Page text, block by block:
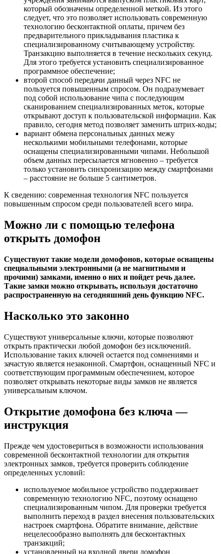
который обозначены определенной меткой. Из этого
следует, что это позволяет использовать современную
технологию бесконтактной оплаты, причем без
предварительного прикладывания пластика к
специализированному считывающему устройству.
Транзакцию выполняется в течение нескольких секунд.
Для этого требуется установить специализированное
программное обеспечение;
второй способ передачи данный через NFC не
пользуется повышенным спросом. Он подразумевает
под собой использование чипа с последующим
сканированием специализированных меток, которые
открывают доступ к пользовательской информации. Как
правило, сегодня метод позволяет заменить штрих-коды;
вариант обмена персональных данных межу
несколькими мобильными телефонами, которые
оснащены специализированными чипами. Небольшой
объем данных пересылается мгновенно – требуется
только установить синхронизацию между смартфонами
– расстояние не больше 5 сантиметров.
К сведению: современная технология NFC пользуется
повышенным спросом среди пользователей всего мира.
Можно ли с помощью телефона
открыть домофон
Существуют такие модели домофонов, которые оснащены
специальными электронными (а не магнитными и
прочими) замками, именно о них и пойдет речь далее.
Такие замки можно открывать, используя достаточно
распространенную на сегодняшний день функцию NFC.
Насколько это законно
Существуют универсальные ключи, которые позволяют
открыть практически любой домофон без исключений.
Использование таких ключей остается под сомнениями и
зачастую является незаконной. Смартфон, оснащенный NFC и
соответствующим программным обеспечением, которое
позволяет открывать некоторые виды замков не является
универсальным ключом.
Открытие домофона без ключа —
инструкция
Прежде чем удостовериться в возможности использования
современной бесконтактной технологии для открытия
электронных замков, требуется проверить соблюдение
определенных условий:
используемое мобильное устройство поддерживает
современную технологию NFC, поэтому оснащено
специализированным чипом. Для проверки требуется
выполнить переход в раздел внесения пользовательских
настроек смартфона. Обратите внимание, действие
нецелесообразно выполнять для бесконтактных
транзакций;
установленный на входной двери домофон